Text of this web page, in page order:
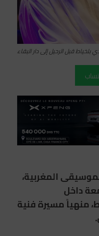
بلخياط قبل الرحيل إلى دار البقاء
المغربية،
داخل
منهياً مسيرة فنية